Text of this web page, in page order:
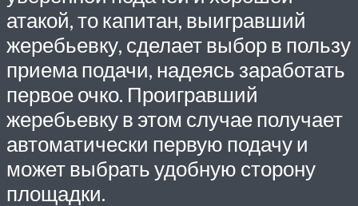
атакой, то капитан, выигравший
жеребьевку, сделает выбор в пользу
приема подачи, надеясь заработать
первое очко. Проигравший
жеребьевку в этом случае получает
автоматически первую подачу и
может выбрать удобную сторону
площадки.